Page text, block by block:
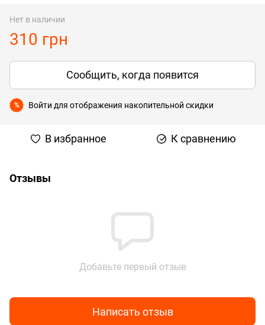
Нет в наличии
310 грн
Сообщить, когда появится
% Войти для отображения накопительной скидки
В избранное К сравнению
Отзывы
Добавьте первый отзыв
Написать отзыв